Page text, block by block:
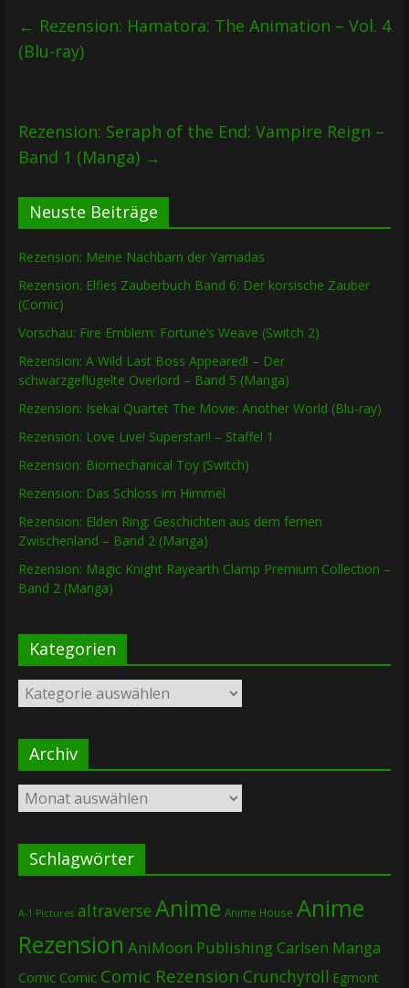
← Rezension: Hamatora: The Animation – Vol. 4
(Blu-ray)
Rezension: Seraph of the End: Vampire Reign –
Band 1 (Manga) →
Neuste Beiträge
Rezension: Meine Nachbarn der Yamadas
Rezension: Elfies Zauberbuch Band 6: Der korsische Zauber
(Comic)
Vorschau: Fire Emblem: Fortune’s Weave (Switch 2)
Rezension: A Wild Last Boss Appeared! – Der
schwarzgeflügelte Overlord – Band 5 (Manga)
Rezension: Isekai Quartet The Movie: Another World (Blu-ray)
Rezension: Love Live! Superstar!! – Staffel 1
Rezension: Biomechanical Toy (Switch)
Rezension: Das Schloss im Himmel
Rezension: Elden Ring: Geschichten aus dem fernen
Zwischenland – Band 2 (Manga)
Rezension: Magic Knight Rayearth Clamp Premium Collection –
Band 2 (Manga)
Kategorien
Kategorien
Archiv
Archiv
Schlagwörter
A-1 Pictures altraverse Anime Anime House Anime
Rezension AniMoon PublishingCarlsen Manga
Comic Comic Comic Rezension Crunchyroll Egmont